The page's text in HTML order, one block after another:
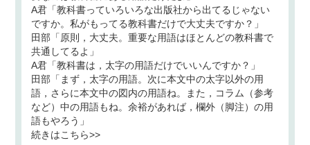
A君「教科書っていろいろな出版社から出てるじゃない
ですか。私がもってる教科書だけで大丈夫ですか？」
田部「原則，大丈夫。重要な用語はほとんどの教科書で
共通してるよ」
A君「教科書は，太字の用語だけでいいんですか？」
田部「まず，太字の用語。次に本文中の太字以外の用
語，さらに本文中の図内の用語ね。また，コラム（参考
など）中の用語もね。余裕があれば，欄外（脚注）の用
語もやろう」
続きはこちら>>